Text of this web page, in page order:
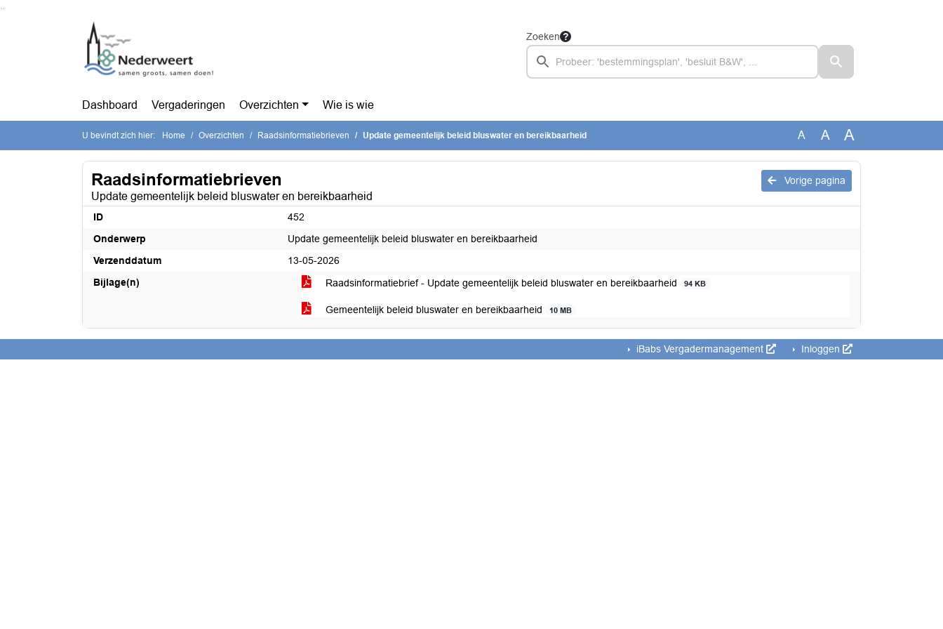
Zoeken
Dashboard Vergaderingen Overzichten Wie is wie
U bevindt zich hier: Home Overzichten Raadsinformatiebrieven Update gemeentelijk beleid bluswater en bereikbaarheid A A A
Vorige pagina
Raadsinformatiebrieven
Update gemeentelijk beleid bluswater en bereikbaarheid
ID
452
Onderwerp
Update gemeentelijk beleid bluswater en bereikbaarheid
Verzenddatum
13-05-2026
Bijlage(n)
Raadsinformatiebrief - Update gemeentelijk beleid bluswater en bereikbaarheid 94 KB
Gemeentelijk beleid bluswater en bereikbaarheid 10 MB
iBabs Vergadermanagement Inloggen